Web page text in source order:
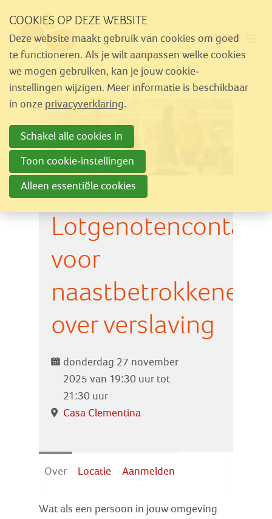
links
over
Spring
naar
navigatie
naar
hoofdinhoud
MENU
Lotgenotencontact
voor
naastbetrokkenen
over verslaving
donderdag 27 november
2025 van 19:30 uur tot
21:30 uur
Casa Clementina
Over Locatie Aanmelden
Wat als een persoon in jouw omgeving
Aanbod
Nieuws
Activiteiten
Over Similes
Contact
Lid worden
Vrijwilliger worden
Inloggen
COOKIES OP DEZE WEBSITE
Deze website maakt gebruik van cookies om goed
te functioneren. Als je wilt aanpassen welke cookies
we mogen gebruiken, kan je jouw cookie-
instellingen wijzigen. Meer informatie is beschikbaar
in onze privacyverklaring.
Schakel alle cookies in
Toon cookie-instellingen
Alleen essentiële cookies